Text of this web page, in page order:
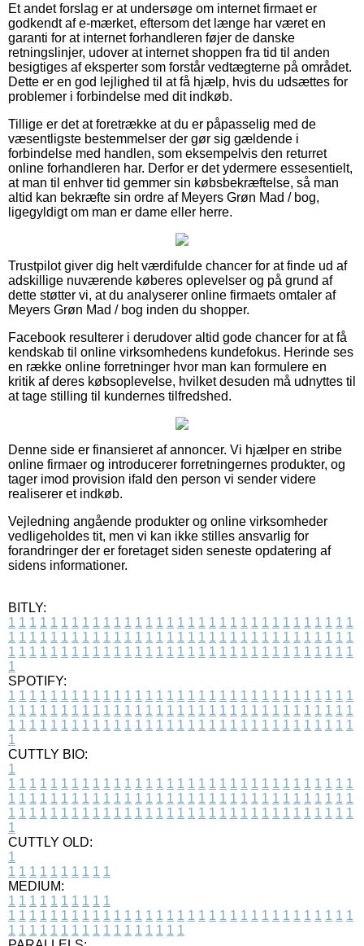
Et andet forslag er at undersøge om internet firmaet er
godkendt af e-mærket, eftersom det længe har været en
garanti for at internet forhandleren føjer de danske
retningslinjer, udover at internet shoppen fra tid til anden
besigtiges af eksperter som forstår vedtægterne på området.
Dette er en god lejlighed til at få hjælp, hvis du udsættes for
problemer i forbindelse med dit indkøb.
Tillige er det at foretrække at du er påpasselig med de
væsentligste bestemmelser der gør sig gældende i
forbindelse med handlen, som eksempelvis den returret
online forhandleren har. Derfor er det ydermere essesentielt,
at man til enhver tid gemmer sin købsbekræftelse, så man
altid kan bekræfte sin ordre af Meyers Grøn Mad / bog,
ligegyldigt om man er dame eller herre.
Trustpilot giver dig helt værdifulde chancer for at finde ud af
adskillige nuværende køberes oplevelser og på grund af
dette støtter vi, at du analyserer online firmaets omtaler af
Meyers Grøn Mad / bog inden du shopper.
Facebook resulterer i derudover altid gode chancer for at få
kendskab til online virksomhedens kundefokus. Herinde ses
en række online forretninger hvor man kan formulere en
kritik af deres købsoplevelse, hvilket desuden må udnyttes til
at tage stilling til kundernes tilfredshed.
Denne side er finansieret af annoncer. Vi hjælper en stribe
online firmaer og introducerer forretningernes produkter, og
tager imod provision ifald den person vi sender videre
realiserer et indkøb.
Vejledning angående produkter og online virksomheder
vedligeholdes tit, men vi kan ikke stilles ansvarlig for
forandringer der er foretaget siden seneste opdatering af
sidens informationer.
BITLY:
1 1 1 1 1 1 1 1 1 1 1 1 1 1 1 1 1 1 1 1 1 1 1 1 1 1 1 1 1 1 1 1 1
1 1 1 1 1 1 1 1 1 1 1 1 1 1 1 1 1 1 1 1 1 1 1 1 1 1 1 1 1 1 1 1 1
1 1 1 1 1 1 1 1 1 1 1 1 1 1 1 1 1 1 1 1 1 1 1 1 1 1 1 1 1 1 1 1 1
1
SPOTIFY:
1 1 1 1 1 1 1 1 1 1 1 1 1 1 1 1 1 1 1 1 1 1 1 1 1 1 1 1 1 1 1 1 1
1 1 1 1 1 1 1 1 1 1 1 1 1 1 1 1 1 1 1 1 1 1 1 1 1 1 1 1 1 1 1 1 1
1 1 1 1 1 1 1 1 1 1 1 1 1 1 1 1 1 1 1 1 1 1 1 1 1 1 1 1 1 1 1 1 1
1
CUTTLY BIO:
1
1 1 1 1 1 1 1 1 1 1 1 1 1 1 1 1 1 1 1 1 1 1 1 1 1 1 1 1 1 1 1 1 1
1 1 1 1 1 1 1 1 1 1 1 1 1 1 1 1 1 1 1 1 1 1 1 1 1 1 1 1 1 1 1 1 1
1 1 1 1 1 1 1 1 1 1 1 1 1 1 1 1 1 1 1 1 1 1 1 1 1 1 1 1 1 1 1 1 1
1
CUTTLY OLD:
1
1 1 1 1 1 1 1 1 1 1
MEDIUM:
1 1 1 1 1 1 1 1 1 1
1 1 1 1 1 1 1 1 1 1 1 1 1 1 1 1 1 1 1 1 1 1 1 1 1 1 1 1 1 1 1 1 1
1 1 1 1 1 1 1 1 1 1 1 1 1 1 1 1 1